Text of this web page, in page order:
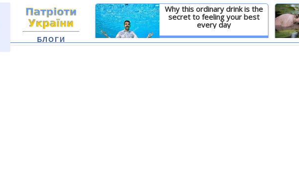
Why this ordinary drink is the
secret to feeling your best
every day
Детальніше
БЛОГИ